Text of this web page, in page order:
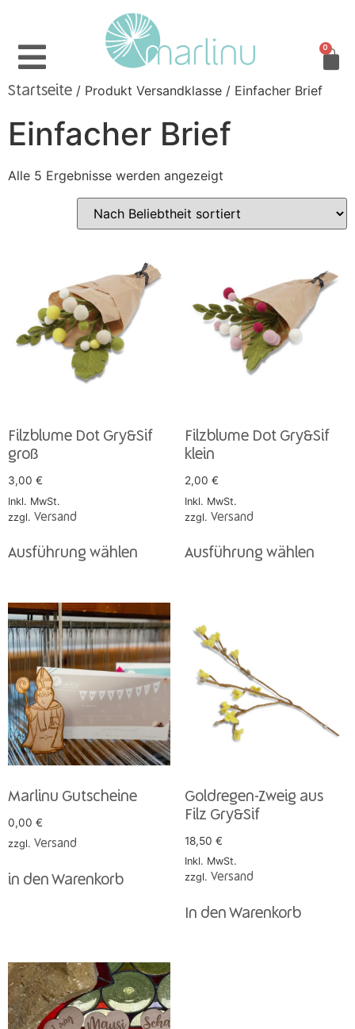
0
Startseite / Produkt Versandklasse / Einfacher Brief
Einfacher Brief
Alle 5 Ergebnisse werden angezeigt
Filzblume Dot Gry&Sif
groß
3,00 €
Inkl. MwSt.
zzgl. Versand
Ausführung wählen
Filzblume Dot Gry&Sif
klein
2,00 €
Inkl. MwSt.
zzgl. Versand
Ausführung wählen
Marlinu Gutscheine
0,00 €
zzgl. Versand
in den Warenkorb
Goldregen-Zweig aus
Filz Gry&Sif
18,50 €
Inkl. MwSt.
zzgl. Versand
In den Warenkorb